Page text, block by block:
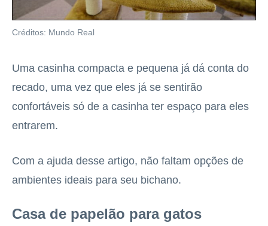
Créditos: Mundo Real
Uma casinha compacta e pequena já dá conta do
recado, uma vez que eles já se sentirão
confortáveis só de a casinha ter espaço para eles
entrarem.
Com a ajuda desse artigo, não faltam opções de
ambientes ideais para seu bichano.
Casa de papelão para gatos